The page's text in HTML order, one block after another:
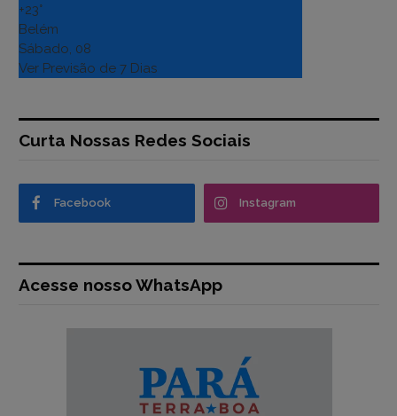
+23°
Belém
Sábado, 08
Ver Previsão de 7 Dias
Curta Nossas Redes Sociais
Facebook Instagram
Acesse nosso WhatsApp